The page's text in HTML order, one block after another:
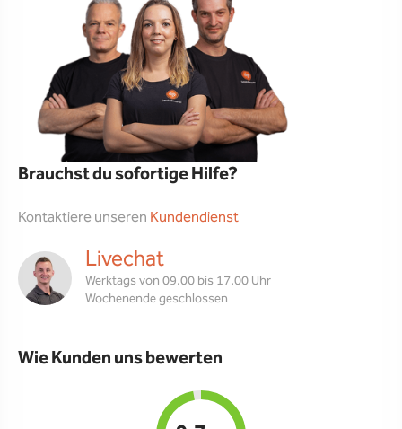
Brauchst du sofortige Hilfe?
Kontaktiere unseren Kundendienst
Livechat
Werktags von 09.00 bis 17.00 Uhr
Wochenende geschlossen
Wie Kunden uns bewerten